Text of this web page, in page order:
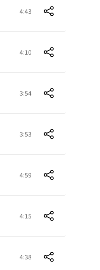
4:43
4:10
3:54
3:53
4:59
4:15
4:38